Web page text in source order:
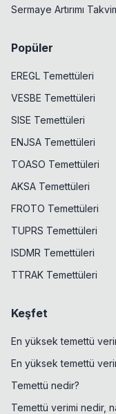
Sermaye Artırımı
Popüler
EREGL Temettüleri
VESBE Temettüleri
SISE Temettüleri
ENJSA Temettüleri
TOASO Temettüleri
AKSA Temettüleri
FROTO Temettüleri
TUPRS Temettüleri
ISDMR Temettüleri
TTRAK Temettüleri
Keşfet
En yüksek temettü
En yüksek temettü
Temettü nedir?
Temettü verimi nedir,